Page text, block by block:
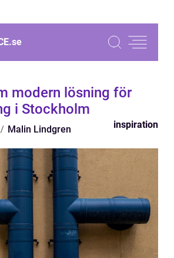
se
modern lösning för
i Stockholm
Malin Lindgren inspiration